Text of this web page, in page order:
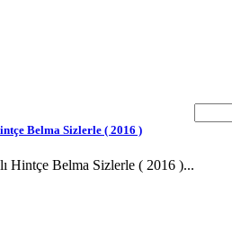
Belma Sizlerle ( 2016 )
Hintçe Belma Sizlerle ( 2016 )...